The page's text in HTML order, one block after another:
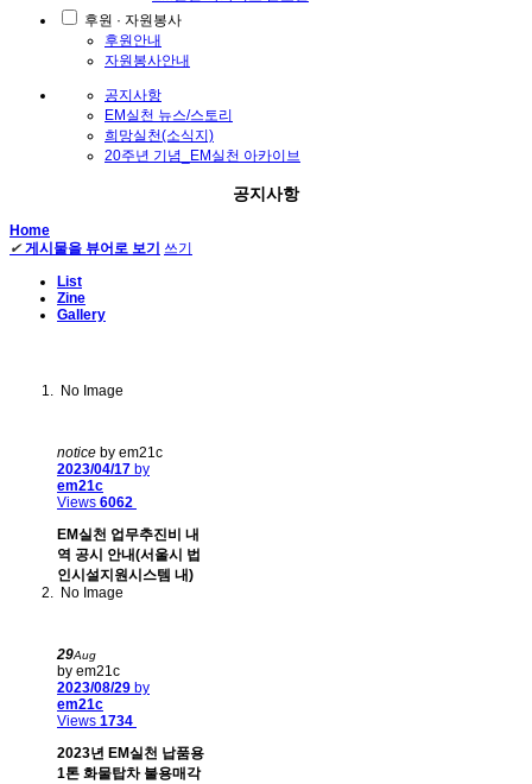
후원 · 자원봉사
후원안내
자원봉사안내
공지사항
EM실천 뉴스/스토리
희망실천(소식지)
20주년 기념_EM실천 아카이브
공지사항
Home
✔ 게시물을 뷰어로 보기
쓰기
List
Zine
Gallery
No Image
notice by em21c
2023/04/17 by
em21c
Views 6062
EM실천 업무추진비 내
역 공시 안내(서울시 법
인시설지원시스템 내)
No Image
29Aug
by em21c
2023/08/29 by
em21c
Views 1734
2023년 EM실천 납품용
1톤 화물탑차 불용매각